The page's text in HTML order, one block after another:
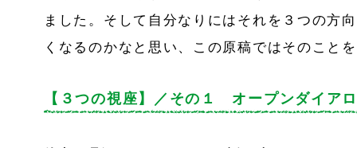
ました。そして自分なりにはそれを３つの方
くなるのかなと思い、この原稿ではそのこと
【３つの視座】／その１ オープンダイア